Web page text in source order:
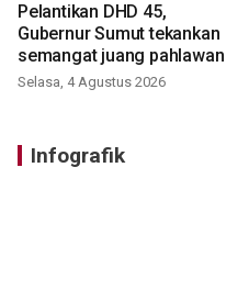
Pelantikan DHD 45,
Gubernur Sumut tekankan
semangat juang pahlawan
Selasa, 4 Agustus 2026
Infografik